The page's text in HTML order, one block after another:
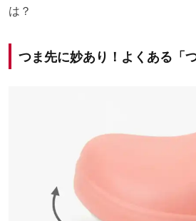
は？
つま先に妙あり！よくある「